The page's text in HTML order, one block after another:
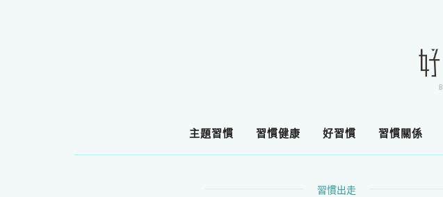
主題習慣 習慣健康 好習慣 習慣關係
習慣出走